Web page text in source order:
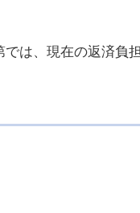
は、現在の返済負